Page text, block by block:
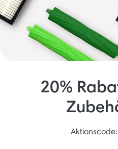
20%
Aktionscode: